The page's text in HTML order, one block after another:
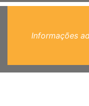
Informações